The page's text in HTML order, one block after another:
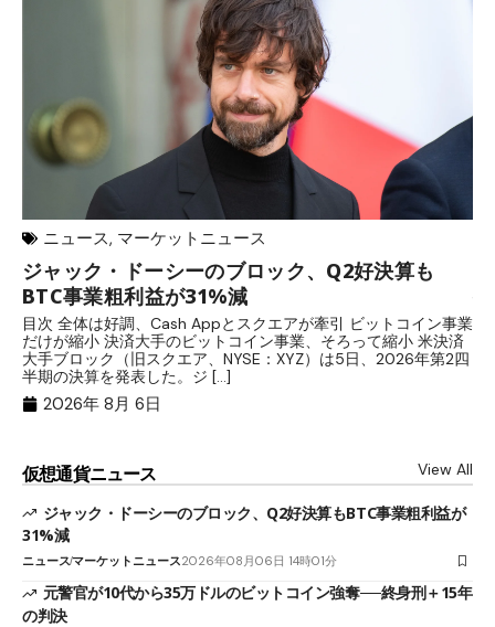
ニュース, マーケットニュース
ジャック・ドーシーのブロック、Q2好決算も
BTC事業粗利益が31%減
目次 全体は好調、Cash Appとスクエアが牽引 ビットコイン事業
だけが縮小 決済大手のビットコイン事業、そろって縮小 米決済
大手ブロック（旧スクエア、NYSE：XYZ）は5日、2026年第2四
半期の決算を発表した。ジ […]
2026年 8月 6日
仮想通貨ニュース View All
ジャック・ドーシーのブロック、Q2好決算もBTC事業粗利益が
31%減
ニュースマーケットニュース2026年08月06日 14時01分
元警官が10代から35万ドルのビットコイン強奪──終身刑＋15年
の判決